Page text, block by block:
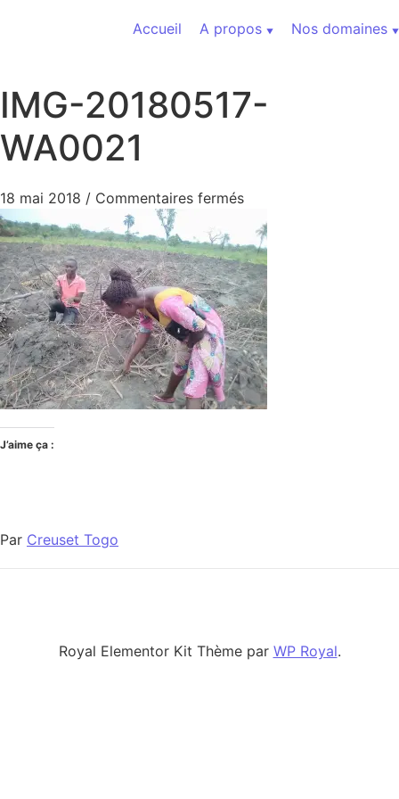
Accueil
A propos Nos domaines
IMG-20180517-
WA0021
18 mai 2018 / Commentaires ferméssur IMG-20180517-
J’aime ça :
Par Creuset Togo
Royal Elementor Kit Thème par WP Royal.